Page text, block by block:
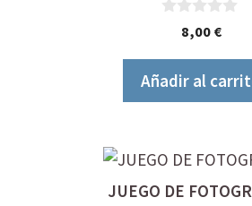
8,00 €
Añadir al
JUEGO DE